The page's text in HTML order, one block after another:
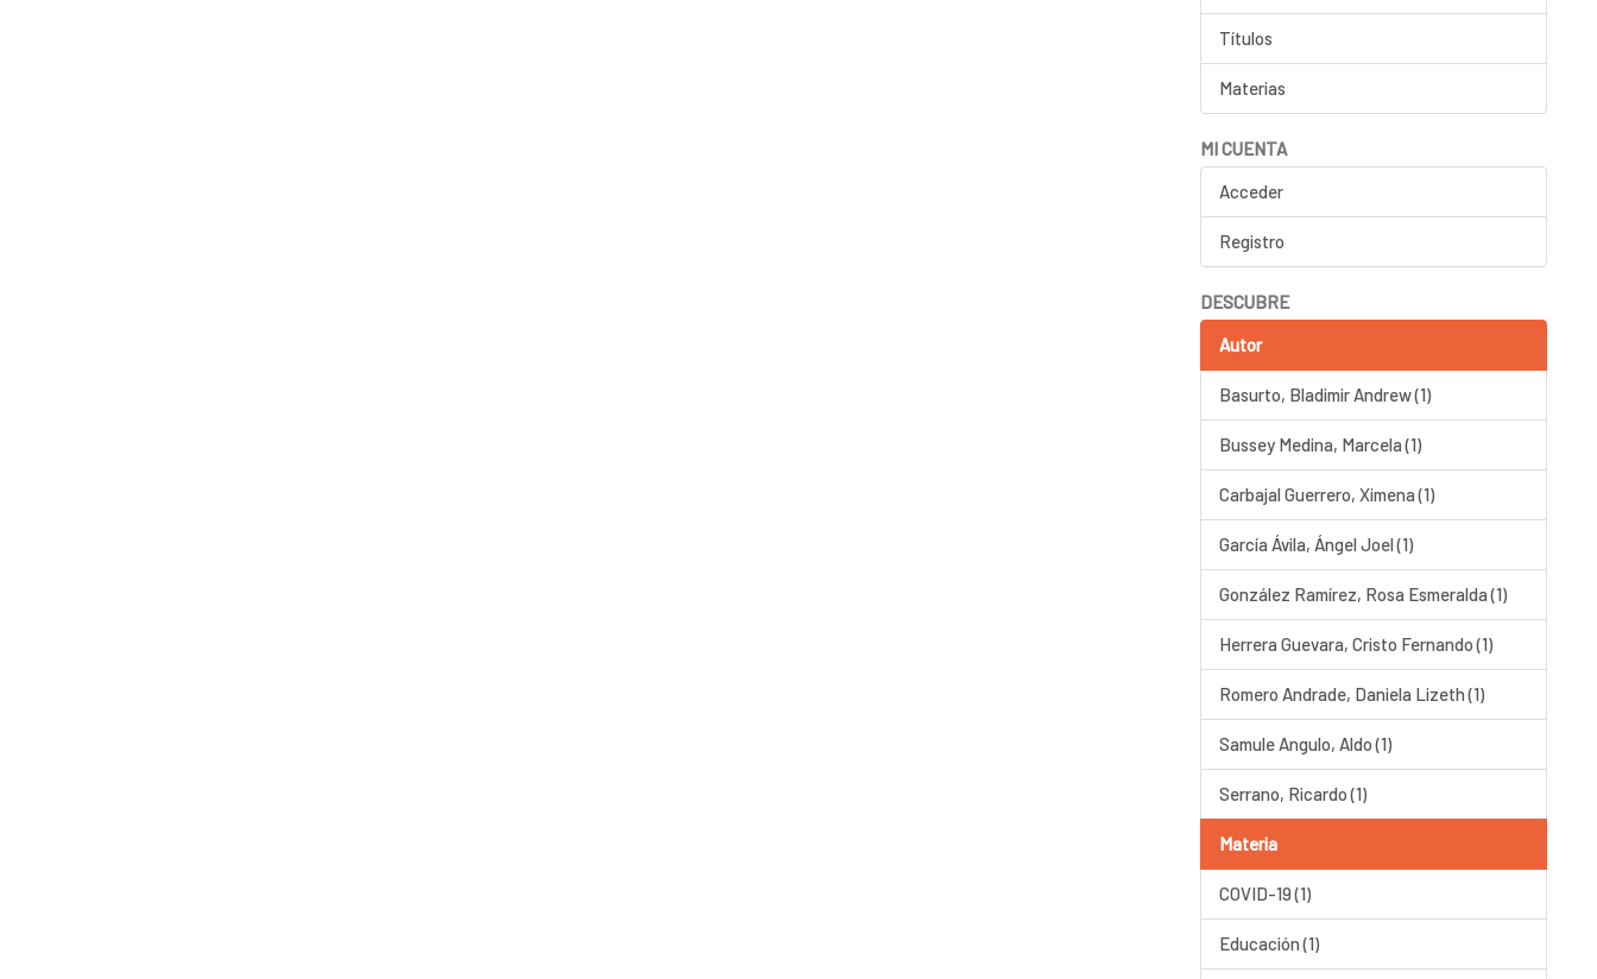
Títulos
Materias
MI CUENTA
Acceder
Registro
DESCUBRE
Autor
Basurto, Bladimir Andrew (1)
Bussey Medina, Marcela (1)
Carbajal Guerrero, Ximena (1)
García Ávila, Ángel Joel (1)
González Ramírez, Rosa Esmeralda (1)
Herrera Guevara, Cristo Fernando (1)
Romero Andrade, Daniela Lizeth (1)
Samule Angulo, Aldo (1)
Serrano, Ricardo (1)
Materia
COVID-19 (1)
Educación (1)